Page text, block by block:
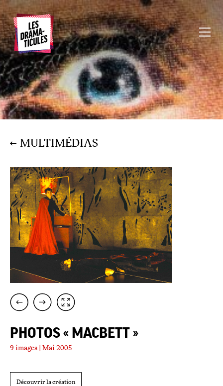
MULTIMÉDIAS
PHOTOS « MACBETT »
9 images | Mai 2005
Découvrir la création